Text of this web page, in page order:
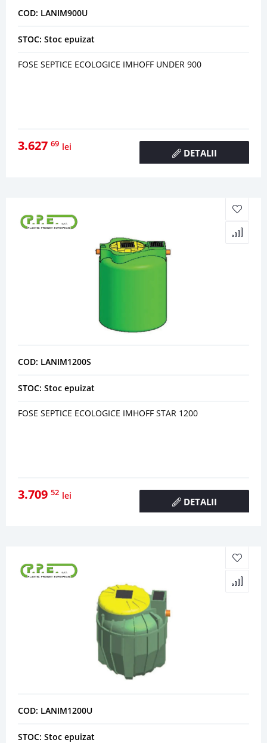
COD: LANIM900U
STOC: Stoc epuizat
FOSE SEPTICE ECOLOGICE IMHOFF UNDER 900
3.627 69 lei
DETALII
COD: LANIM1200S
STOC: Stoc epuizat
FOSE SEPTICE ECOLOGICE IMHOFF STAR 1200
3.709 52 lei
DETALII
COD: LANIM1200U
STOC: Stoc epuizat